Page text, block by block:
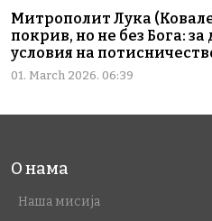
Митрополит Лука
покрив, но не без Бога:
условия на
01. March 2026. 06:39
О нама
Наша мисија